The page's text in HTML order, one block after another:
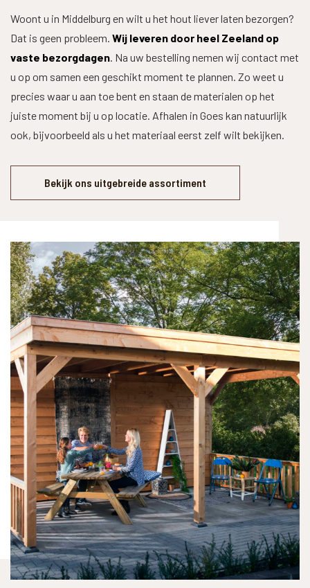
Woont u in Middelburg en wilt u het hout liever laten bezorgen?
Dat is geen probleem. Wij leveren door heel Zeeland op
vaste bezorgdagen. Na uw bestelling nemen wij contact met
u op om samen een geschikt moment te plannen. Zo weet u
precies waar u aan toe bent en staan de materialen op het
juiste moment bij u op locatie. Afhalen in Goes kan natuurlijk
ook, bijvoorbeeld als u het materiaal eerst zelf wilt bekijken.
Bekijk ons uitgebreide assortiment